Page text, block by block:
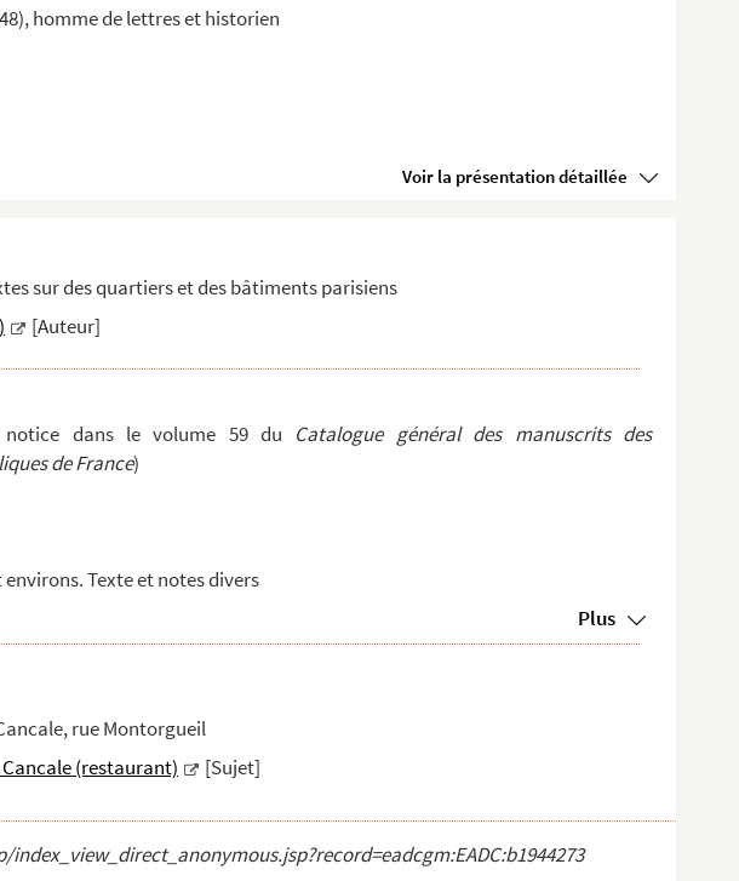
homme de lettres et historien
Voir la présentation détaillée
sur des quartiers et des bâtiments parisiens
[Auteur]
dans le volume 59 du Catalogue général des manuscrits des
de France)
environs. Texte et notes divers
Plus
rue Montorgueil
Cancale (restaurant) [Sujet]